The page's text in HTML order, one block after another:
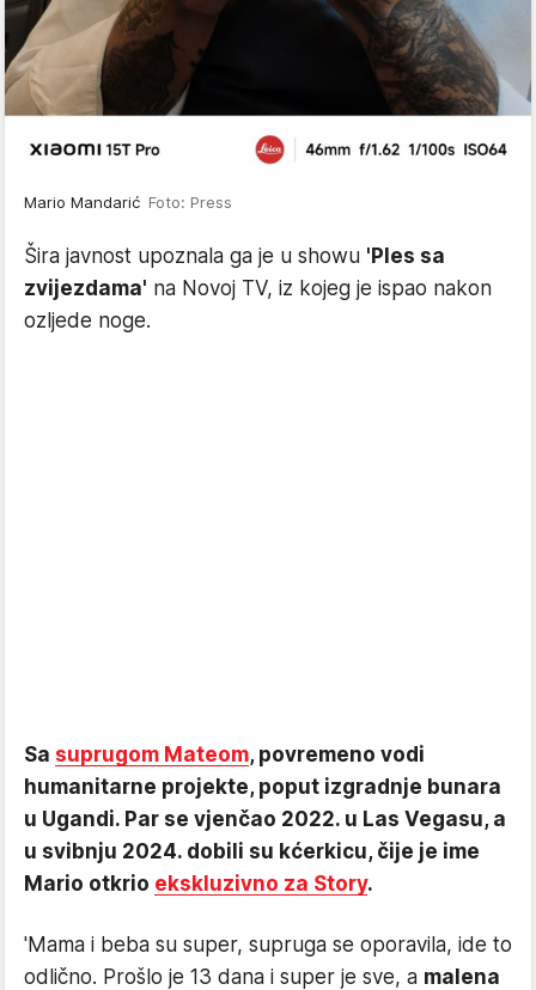
Mario Mandarić Foto: Press
Šira javnost upoznala ga je u showu 'Ples sa
zvijezdama' na Novoj TV, iz kojeg je ispao nakon
ozljede noge.
Sa suprugom Mateom, povremeno vodi
humanitarne projekte, poput izgradnje bunara
u Ugandi. Par se vjenčao 2022. u Las Vegasu, a
u svibnju 2024. dobili su kćerkicu, čije je ime
Mario otkrio ekskluzivno za Story.
'Mama i beba su super, supruga se oporavila, ide to
odlično. Prošlo je 13 dana i super je sve, a malena